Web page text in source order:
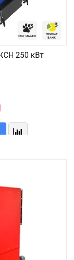
250 кВт